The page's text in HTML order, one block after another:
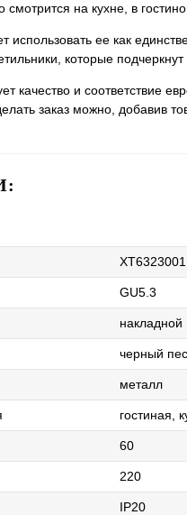
на кухне, в
использовать ее как
которые
качество и соответствие
заказ можно, добавив
XT6323001
GU5.3
накладной
черный
металл
гостиная,
60
220
IP20